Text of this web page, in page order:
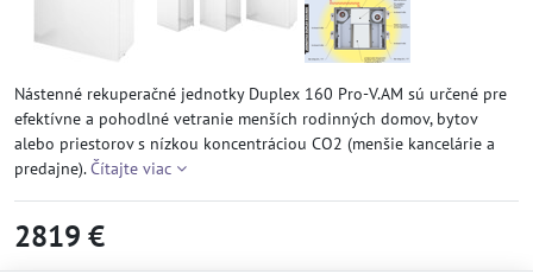
Nástenné rekuperačné jednotky Duplex 160 Pro-V.AM sú určené pre
efektívne a pohodlné vetranie menších rodinných domov, bytov
alebo priestorov s nízkou koncentráciou CO2 (menšie kancelárie a
predajne).Čítajte viac
2819 €